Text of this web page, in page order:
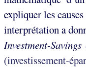
expliquer les
interprétation a
Investment-
(investissement-